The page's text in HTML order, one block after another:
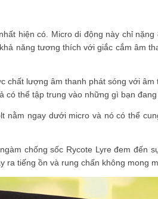
hiện có. Micro di động này chỉ
năng tương thích với giắc cắm âm
chất lượng âm thanh phát sóng với âm
thể tập trung vào những gì bạn đang
nằm ngay dưới micro và nó có thể
chống sốc Rycote Lyre đem đến
ra tiếng ồn và rung chấn không mong